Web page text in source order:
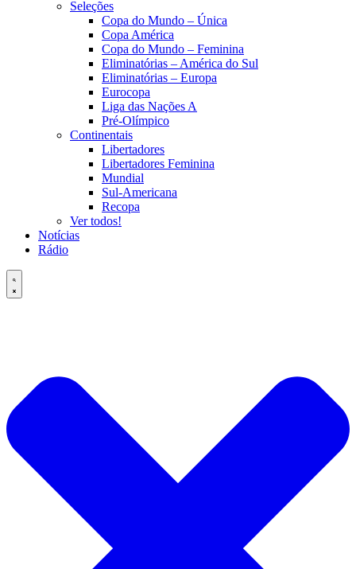
Seleções
Copa do Mundo – Única
Copa América
Copa do Mundo – Feminina
Eliminatórias – América do Sul
Eliminatórias – Europa
Eurocopa
Liga das Nações A
Pré-Olímpico
Continentais
Libertadores
Libertadores Feminina
Mundial
Sul-Americana
Recopa
Ver todos!
Notícias
Rádio